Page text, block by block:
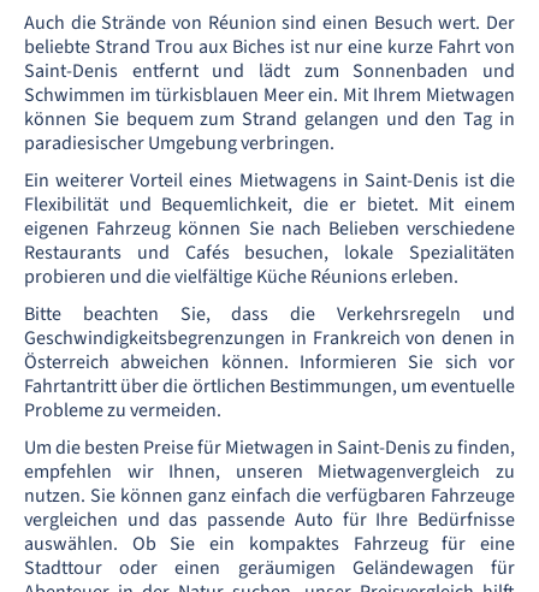
Auch die Strände von Réunion sind einen Besuch wert. Der
beliebte Strand Trou aux Biches ist nur eine kurze Fahrt von
Saint-Denis entfernt und lädt zum Sonnenbaden und
Schwimmen im türkisblauen Meer ein. Mit Ihrem Mietwagen
können Sie bequem zum Strand gelangen und den Tag in
paradiesischer Umgebung verbringen.
Ein weiterer Vorteil eines Mietwagens in Saint-Denis ist die
Flexibilität und Bequemlichkeit, die er bietet. Mit einem
eigenen Fahrzeug können Sie nach Belieben verschiedene
Restaurants und Cafés besuchen, lokale Spezialitäten
probieren und die vielfältige Küche Réunions erleben.
Bitte beachten Sie, dass die Verkehrsregeln und
Geschwindigkeitsbegrenzungen in Frankreich von denen in
Österreich abweichen können. Informieren Sie sich vor
Fahrtantritt über die örtlichen Bestimmungen, um eventuelle
Probleme zu vermeiden.
Um die besten Preise für Mietwagen in Saint-Denis zu finden,
empfehlen wir Ihnen, unseren Mietwagenvergleich zu
nutzen. Sie können ganz einfach die verfügbaren Fahrzeuge
vergleichen und das passende Auto für Ihre Bedürfnisse
auswählen. Ob Sie ein kompaktes Fahrzeug für eine
Stadttour oder einen geräumigen Geländewagen für